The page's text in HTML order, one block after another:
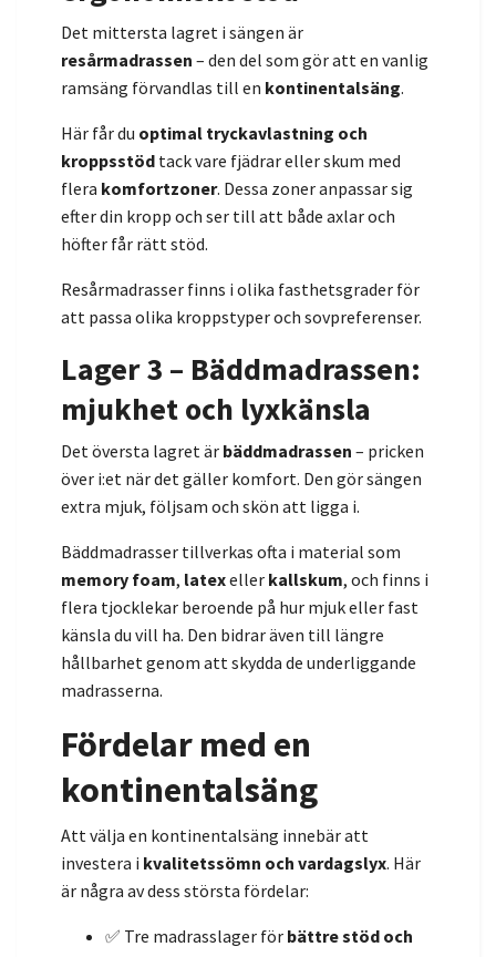
Det mittersta lagret i sängen är
resårmadrassen – den del som gör att en vanlig
ramsäng förvandlas till en kontinentalsäng.
Här får du optimal tryckavlastning och
kroppsstöd tack vare fjädrar eller skum med
flera komfortzoner. Dessa zoner anpassar sig
efter din kropp och ser till att både axlar och
höfter får rätt stöd.
Resårmadrasser finns i olika fasthetsgrader för
att passa olika kroppstyper och sovpreferenser.
Lager 3 – Bäddmadrassen:
mjukhet och lyxkänsla
Det översta lagret är bäddmadrassen – pricken
över i:et när det gäller komfort. Den gör sängen
extra mjuk, följsam och skön att ligga i.
Bäddmadrasser tillverkas ofta i material som
memory foam, latexeller kallskum, och finns i
flera tjocklekar beroende på hur mjuk eller fast
känsla du vill ha. Den bidrar även till längre
hållbarhet genom att skydda de underliggande
madrasserna.
Fördelar med en
kontinentalsäng
Att välja en kontinentalsäng innebär att
investera i kvalitetssömn och vardagslyx. Här
är några av dess största fördelar:
✅ Tre madrasslager för bättre stöd och